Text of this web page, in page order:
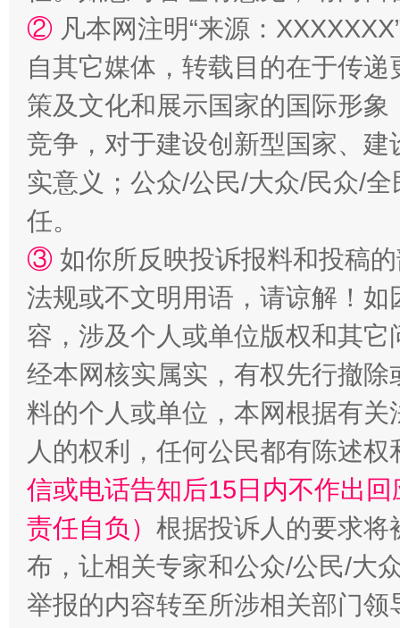
② 凡本网注明“来源：
自其它媒体，转载目的在于传
策及文化和展示国家的国际形
竞争，对于建设创新型国家、
实意义；公众/公民/大众/民众/
任。
③ 如你所反映投诉报料和投稿
法规或不文明用语，请谅解！
容，涉及个人或单位版权和其它
经本网核实属实，有权先行撤
料的个人或单位，本网根据有
人的权利，任何公民都有陈述
信或电话告知后15日内不作出
责任自负） 根据投诉人的要求将
布，让相关专家和公众/公民/大
举报的内容转至所涉相关部门